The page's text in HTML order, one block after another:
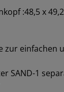
:48,5 x
zur
SAND-1